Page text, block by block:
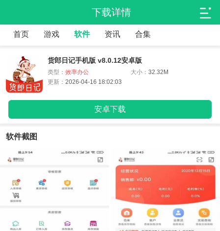
下载详情
首页 游戏 软件 资讯 合集
货郎日记手机版 v8.0.12安卓版
类型： 效率办公 大小：32.32M
更新： 2026-04-16 18:02:03
安卓下载
软件截图